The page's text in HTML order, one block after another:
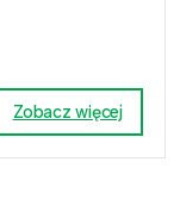
Zobacz więcej